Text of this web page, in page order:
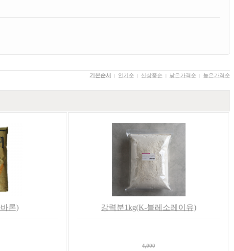
기본순서 | 인기순 | 신상품순 | 낮은가격순 | 높은가격순
론) 강력분1kg(K-블레소레이유)
4,000